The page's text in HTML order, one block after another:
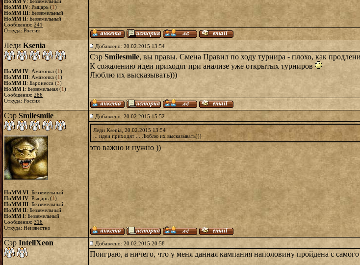
HoMM IV: Рыцарь (1)
HoMM III: Безземельный
HoMM II: Безземельный
Сообщения:241
Откуда: Россия
Леди Ksenia
HoMM IV: Амазонка (1)
HoMM III: Амазонка (1)
HoMM II: Баронесса (3)
HoMM I: Безземельная (1)
Сообщения: 286
Откуда: Россия
Добавлено: 20.02.2015 13:54
Сэр Smilesmile, вы правы. Смена Правил по ходу турнира - плохо, как
К сожалению идеи приходят при анализе уже открытых турниров
Люблю их высказывать)))
Сэр Smilesmile
HoMM VI: Безземельный
HoMM IV: Рыцарь (1)
HoMM III: Безземельный
HoMM II: Безземельный
HoMM I: Безземельный
Сообщения: 316
Откуда: Неизвестно
Добавлено: 20.02.2015 15:52
Леди Ksenia, 20.02.2015 13:54
... идеи приходят ... Люблю их высказывать)))
это важно и нужно ))
Сэр IntellXeon Добавлено: 20.02.2015 20:58
Поиграю, а ничего, что у меня данная кампания наполовину пройдена с